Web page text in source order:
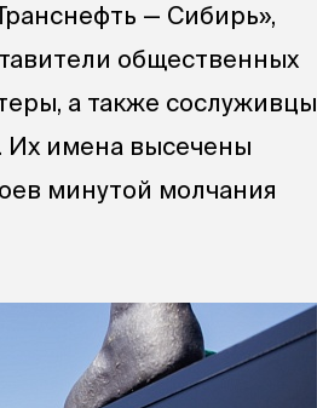
— Сибирь»,
общественных
а также сослуживцы
Их имена высечены
минутой молчания